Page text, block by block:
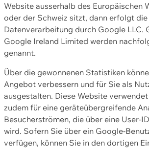
Website ausserhalb des Europäischen
oder der Schweiz sitzt, dann erfolgt
Datenverarbeitung durch Google LLC.
Google Ireland Limited werden
genannt.
Über die gewonnenen Statistiken
Angebot verbessern und für Sie als
ausgestalten. Diese Website
zudem für eine geräteübergreifende
Besucherströmen, die über eine User-
wird. Sofern Sie über ein Google-
verfügen, können Sie in den dortigen